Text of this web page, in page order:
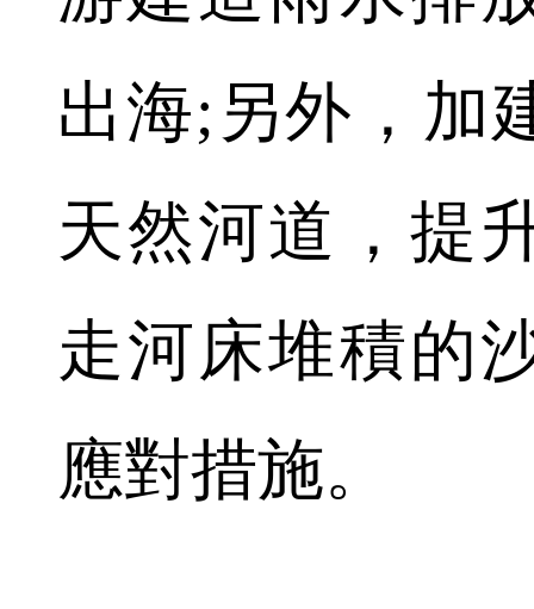
出海;另外，加
天然河道，提
走河床堆積的
應對措施。